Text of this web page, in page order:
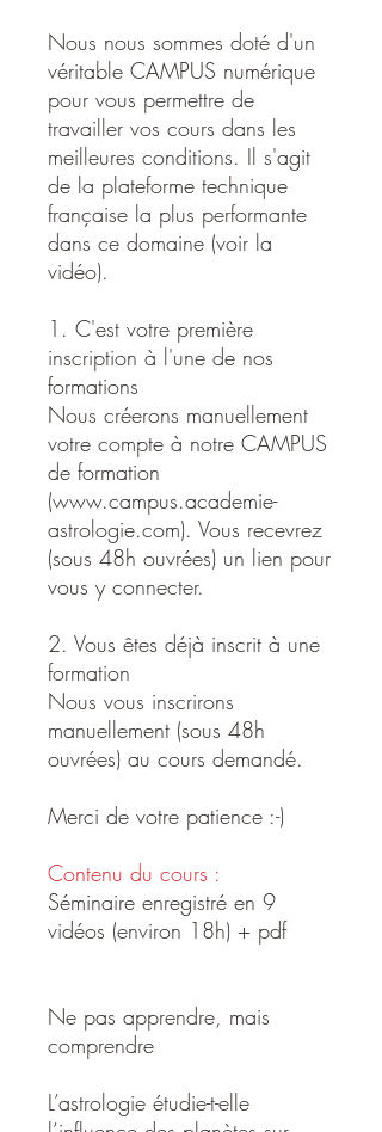
Nous nous sommes doté d'un
véritable CAMPUS numérique
pour vous permettre de
travailler vos cours dans les
meilleures conditions. Il s'agit
de la plateforme technique
française la plus performante
dans ce domaine (voir la
vidéo).
1. C'est votre première
inscription à l'une de nos
formations
Nous créerons manuellement
votre compte à notre CAMPUS
de formation
(www.campus.academie-
astrologie.com). Vous recevrez
(sous 48h ouvrées) un lien pour
vous y connecter.
2. Vous êtes déjà inscrit à une
formation
Nous vous inscrirons
manuellement (sous 48h
ouvrées) au cours demandé.
Merci de votre patience :-)
Contenu du cours :
Séminaire enregistré en 9
vidéos (environ 18h) + pdf
Ne pas apprendre, mais
comprendre
L’astrologie étudie-t-elle